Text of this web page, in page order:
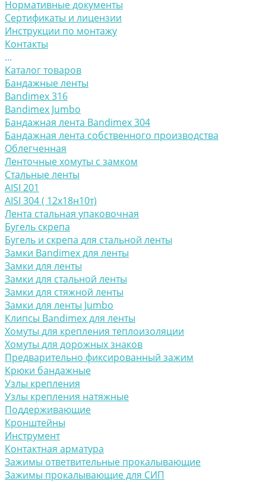
Нормативные документы
Сертификаты и лицензии
Инструкции по монтажу
Контакты
...
Каталог товаров
Бандажные ленты
Bandimex 316
Bandimex Jumbo
Бандажная лента Bandimex 304
Бандажная лента собственного производства
Облегченная
Ленточные хомуты с замком
Стальные ленты
AISI 201
AISI 304 ( 12х18н10т)
Лента стальная упаковочная
Бугель скрепа
Бугель и скрепа для стальной ленты
Замки Bandimex для ленты
Замки для ленты
Замки для стальной ленты
Замки для стяжной ленты
Замки для ленты Jumbo
Клипсы Bandimex для ленты
Хомуты для крепления теплоизоляции
Хомуты для дорожных знаков
Предварительно фиксированный зажим
Крюки бандажные
Узлы крепления
Узлы крепления натяжные
Поддерживающие
Кронштейны
Инструмент
Контактная арматура
Зажимы ответвительные прокалывающие
Зажимы прокалывающие для СИП